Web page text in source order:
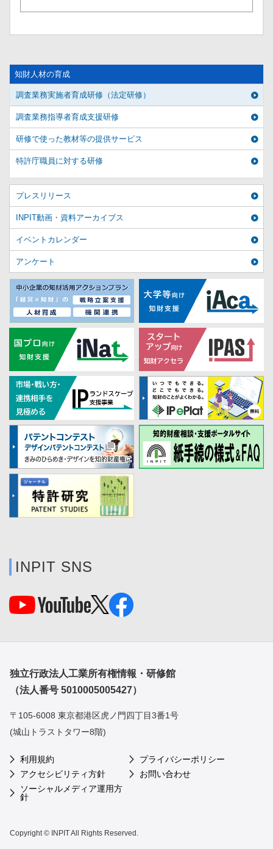
知財人材の育成
調査業務実施者育成研修（法定研修）
調査業務指導者育成支援研修
研修で使った教材等の提供サービス
特許庁職員に対する研修
プレスリリース
INPIT動画・資料アーカイブス
イベントカレンダー
アンケート
INPIT SNS
独立行政法人工業所有権情報・研修館
（法人番号 5010005005427）
〒105-6008 東京都港区虎ノ門四丁目3番1号
(城山トラストタワー8階)
利用規約
プライバシーポリシー
アクセシビリティ方針
お問い合わせ
ソーシャルメディア運用方
針
Copyright © INPIT All Rights Reserved.